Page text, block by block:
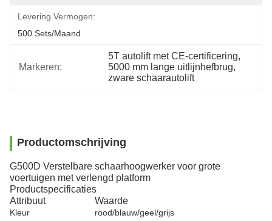
Levering Vermogen:
500 Sets/maand
Markeren:
5T autolift met CE-certificering,
5000 mm lange uitlijnhefbrug,
zware schaarautolift
Productomschrijving
G500D Verstelbare schaarhoogwerker voor grote
voertuigen met verlengd platform
Productspecificaties
Attribuut
Waarde
Kleur
rood/blauw/geel/grijs